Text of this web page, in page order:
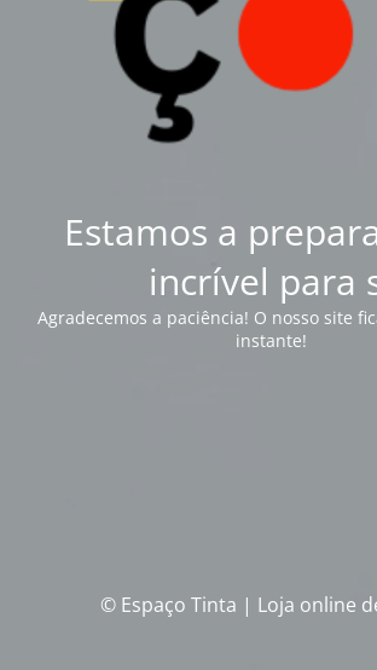
Estamos a
incrível para
Agradecemos a paciência! O nosso site
instante!
© Espaço Tinta | Loja online